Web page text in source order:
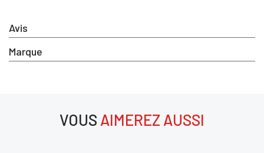
Avis
Marque
VOUS AIMEREZ AUSSI
produits dans votre liste d'envie
ANNULER SE
CONNECTER